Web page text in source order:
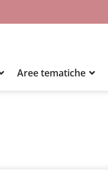
Aree tematiche